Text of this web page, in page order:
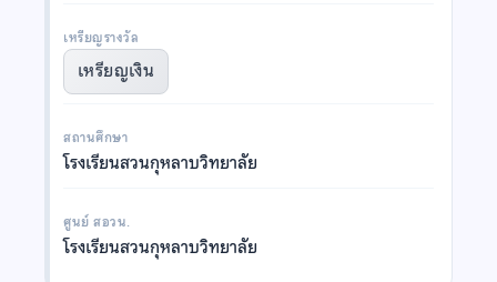
เหรียญรางวัล
เหรียญเงิน
สถานศึกษา
โรงเรียนสวนกุหลาบวิทยาลัย
ศูนย์ สอวน.
โรงเรียนสวนกุหลาบวิทยาลัย